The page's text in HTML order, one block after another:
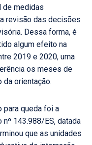
de medidas
revisão das decisões
Dessa forma, é
algum efeito na
2019 e 2020, uma
os meses de
orientação.
para queda foi a
143.988/ES, datada
que as unidades